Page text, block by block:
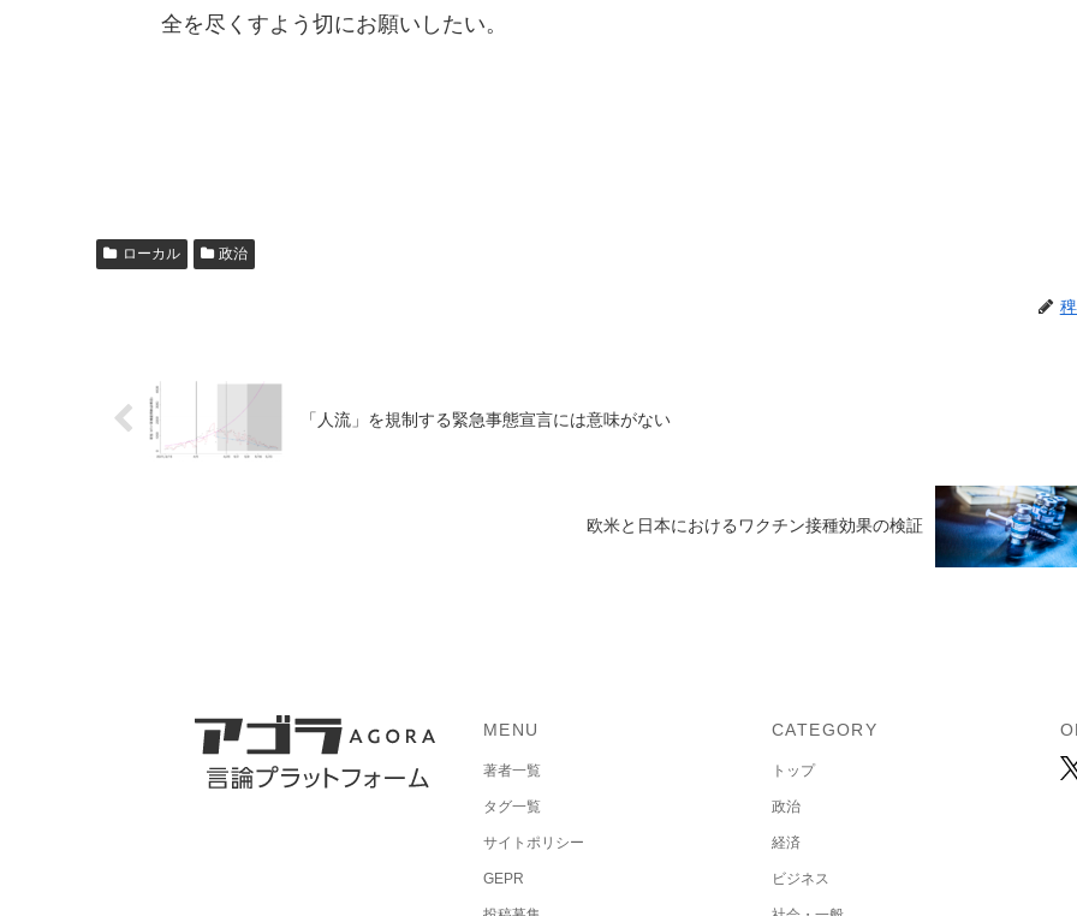
全を尽くすよう切にお願いしたい。
ローカル 政治
「人流」を規制する緊急事態宣言には意味がない
欧米と日本におけるワクチン接種効果の検証
MENU
著者一覧
タグ一覧
サイトポリシー
GEPR
CATEGORY
トップ
政治
経済
ビジネス